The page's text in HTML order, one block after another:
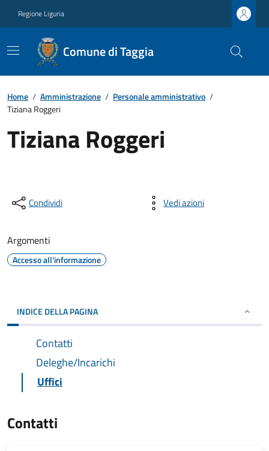
Regione Liguria
Comune di Taggia
Home / Amministrazione / Personale amministrativo /
Tiziana Roggeri
Tiziana Roggeri
Condividi Vedi azioni
Argomenti
Accesso all'informazione
INDICE DELLA PAGINA
Contatti
Deleghe/Incarichi
Uffici
Contatti